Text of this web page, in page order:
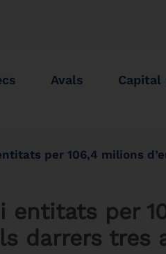
Avals Capital
milions d’euros a la Catalunya
i entitats per
darrers tres